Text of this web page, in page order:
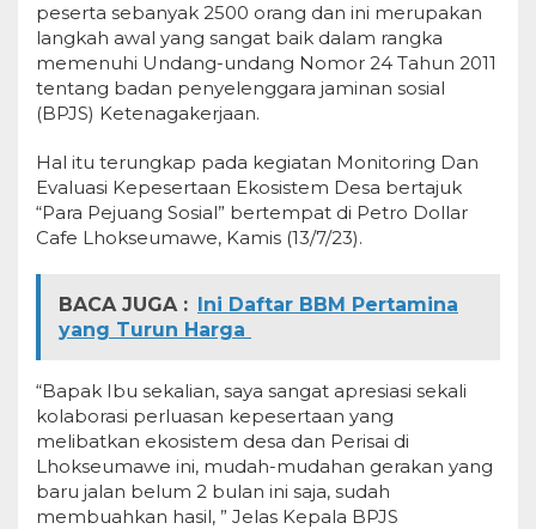
peserta sebanyak 2500 orang dan ini merupakan
langkah awal yang sangat baik dalam rangka
memenuhi Undang-undang Nomor 24 Tahun 2011
tentang badan penyelenggara jaminan sosial
(BPJS) Ketenagakerjaan.
Hal itu terungkap pada kegiatan Monitoring Dan
Evaluasi Kepesertaan Ekosistem Desa bertajuk
“Para Pejuang Sosial” bertempat di Petro Dollar
Cafe Lhokseumawe, Kamis (13/7/23).
BACA JUGA : Ini Daftar BBM Pertamina
yang Turun Harga
“Bapak Ibu sekalian, saya sangat apresiasi sekali
kolaborasi perluasan kepesertaan yang
melibatkan ekosistem desa dan Perisai di
Lhokseumawe ini, mudah-mudahan gerakan yang
baru jalan belum 2 bulan ini saja, sudah
membuahkan hasil, ” Jelas Kepala BPJS